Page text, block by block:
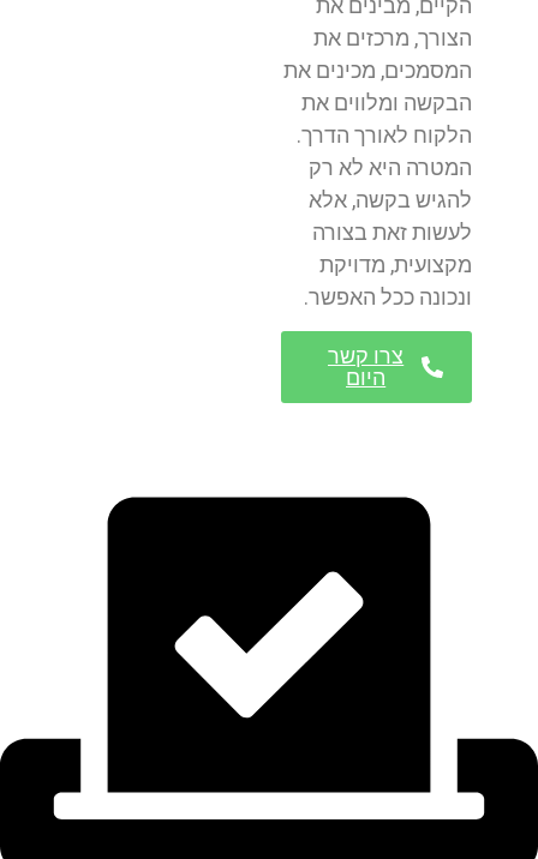
הקיים, מבינים את
הצורך, מרכזים את
המסמכים, מכינים את
הבקשה ומלווים את
הלקוח לאורך הדרך.
המטרה היא לא רק
להגיש בקשה, אלא
לעשות זאת בצורה
מקצועית, מדויקת
ונכונה ככל האפשר.
צרו קשר
היום